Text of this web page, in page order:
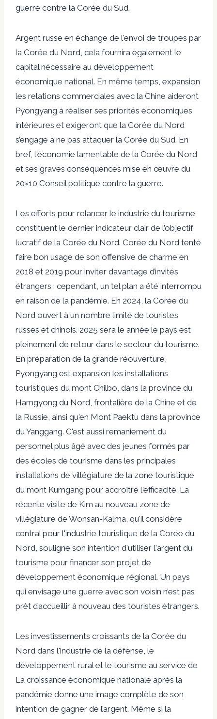
guerre contre la Corée du Sud.
Argent russe en échange de l'envoi de troupes par
la Corée du Nord, cela fournira également le
capital nécessaire au développement
économique national. En même temps, expansion
les relations commerciales avec la Chine aideront
Pyongyang à réaliser ses priorités économiques
intérieures et exigeront que la Corée du Nord
s’engage à ne pas attaquer la Corée du Sud. En
bref, l'économie lamentable de la Corée du Nord
et ses graves conséquences mise en œuvre du
20×10 Conseil politique contre la guerre.
Les efforts pour relancer le industrie du tourisme
constituent le dernier indicateur clair de l’objectif
lucratif de la Corée du Nord. Corée du Nord tenté
faire bon usage de son offensive de charme en
2018 et 2019 pour inviter davantage d’invités
étrangers ; cependant, un tel plan a été interrompu
en raison de la pandémie. En 2024, la Corée du
Nord ouvert à un nombre limité de touristes
russes et chinois. 2025 sera le année le pays est
pleinement de retour dans le secteur du tourisme.
En préparation de la grande réouverture,
Pyongyang est expansion les installations
touristiques du mont Chilbo, dans la province du
Hamgyong du Nord, frontalière de la Chine et de
la Russie, ainsi qu'en Mont Paektu dans la province
du Yanggang. C'est aussi remaniement du
personnel plus âgé avec des jeunes formés par
des écoles de tourisme dans les principales
installations de villégiature de la zone touristique
du mont Kumgang pour accroître l'efficacité. La
récente visite de Kim au nouveau zone de
villégiature de Wonsan-Kalma, qu'il considère
central pour l'industrie touristique de la Corée du
Nord, souligne son intention d'utiliser l'argent du
tourisme pour financer son projet de
développement économique régional. Un pays
qui envisage une guerre avec son voisin n’est pas
prêt d’accueillir à nouveau des touristes étrangers.
Les investissements croissants de la Corée du
Nord dans l'industrie de la défense, le
développement rural et le tourisme au service de
La croissance économique nationale après la
pandémie donne une image complète de son
intention de gagner de l’argent. Même si la